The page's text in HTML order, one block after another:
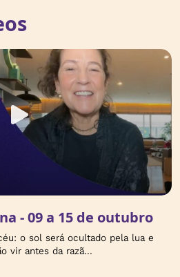
- 09 a 15 de outubro
o sol será ocultado pela lua e
vir antes da razã...